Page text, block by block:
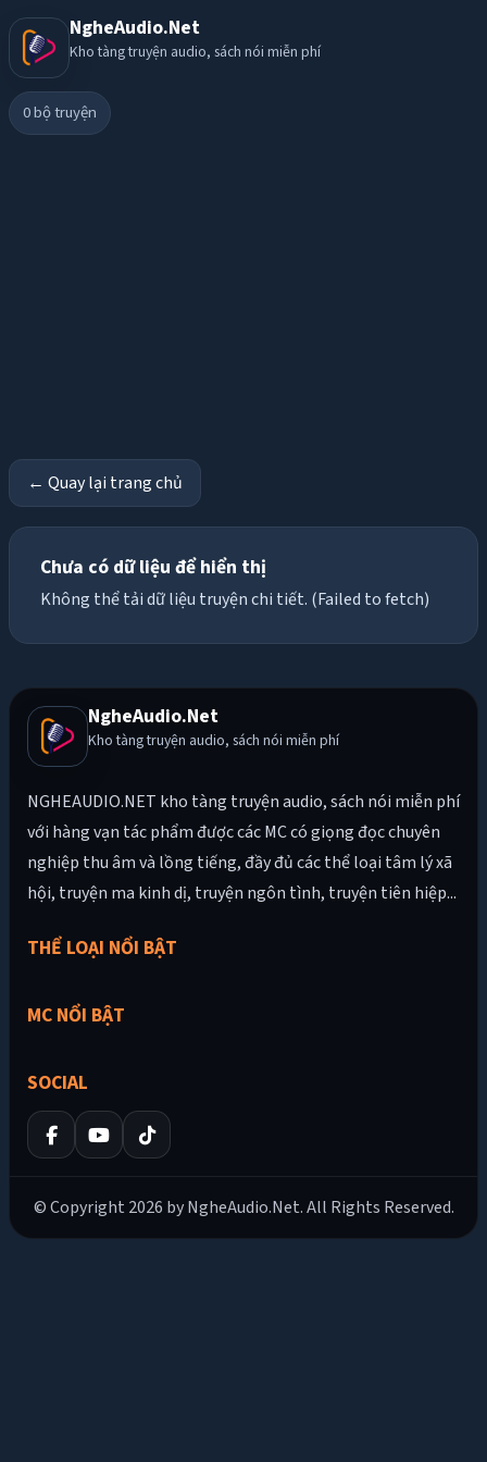
NgheAudio.Net
Kho tàng truyện audio, sách nói miễn phí
0bộ truyện
← Quay lại trang chủ
Chưa có dữ liệu để hiển thị
Không thể tải dữ liệu truyện chi tiết. (Failed to fetch)
NgheAudio.Net
Kho tàng truyện audio, sách nói miễn phí
NGHEAUDIO.NET kho tàng truyện audio, sách nói miễn phí
với hàng vạn tác phẩm được các MC có giọng đọc chuyên
nghiệp thu âm và lồng tiếng, đầy đủ các thể loại tâm lý xã
hội, truyện ma kinh dị, truyện ngôn tình, truyện tiên hiệp...
THỂ LOẠI NỔI BẬT
MC NỔI BẬT
SOCIAL
© Copyright 2026 by NgheAudio.Net. All Rights Reserved.